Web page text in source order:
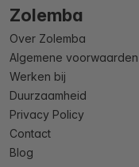
Zolemba
Over Zolemba
Algemene voorwaarden
Werken bij
Duurzaamheid
Privacy Policy
Contact
Blog